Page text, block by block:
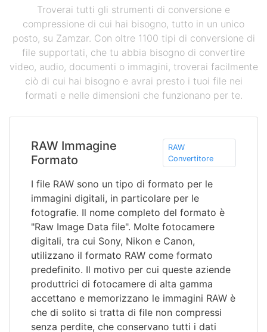
Troverai tutti gli strumenti di conversione e
compressione di cui hai bisogno, tutto in un unico
posto, su Zamzar. Con oltre 1100 tipi di conversione di
file supportati, che tu abbia bisogno di convertire
video, audio, documenti o immagini, troverai facilmente
ciò di cui hai bisogno e avrai presto i tuoi file nei
formati e nelle dimensioni che funzionano per te.
RAW Immagine
Formato
RAW
Convertitore
I file RAW sono un tipo di formato per le
immagini digitali, in particolare per le
fotografie. Il nome completo del formato è
"Raw Image Data file". Molte fotocamere
digitali, tra cui Sony, Nikon e Canon,
utilizzano il formato RAW come formato
predefinito. Il motivo per cui queste aziende
produttrici di fotocamere di alta gamma
accettano e memorizzano le immagini RAW è
che di solito si tratta di file non compressi
senza perdite, che conservano tutti i dati